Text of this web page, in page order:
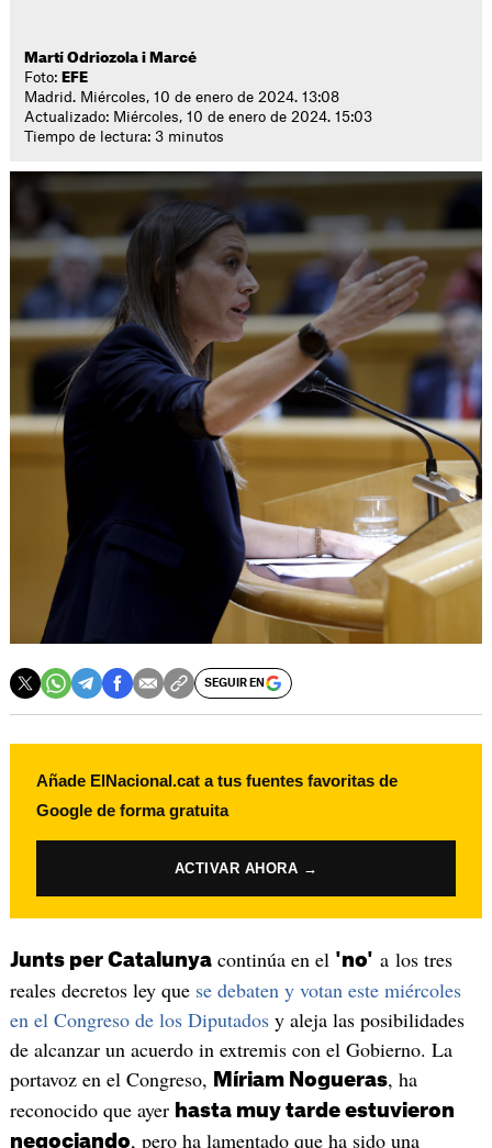
Martí Odriozola i Marcé
Foto: EFE
Madrid. Miércoles, 10 de enero de 2024. 13:08
Actualizado: Miércoles, 10 de enero de 2024. 15:03
Tiempo de lectura: 3 minutos
SEGUIR EN
Añade ElNacional.cat a tus fuentes favoritas de
Google de forma gratuita
ACTIVAR AHORA →
Junts per Catalunyacontinúa en el 'no' a los tres
reales decretos ley que se debaten y votan este miércoles
en el Congreso de los Diputadosy aleja las posibilidades
de alcanzar un acuerdo in extremis con el Gobierno. La
portavoz en el Congreso, Míriam Nogueras, ha
reconocido que ayer hasta muy tarde estuvieron
negociando, pero ha lamentado que ha sido una